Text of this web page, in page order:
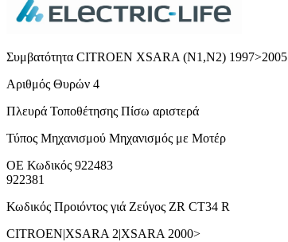
Συμβατότητα CITROEN XSARA (N1,Ν2) 1997>2005
Αριθμός Θυρών 4
Πλευρά Τοποθέτησης Πίσω αριστερά
Τύπος Μηχανισμού Μηχανισμός με Μοτέρ
ΟΕ Κωδικός 922483
922381
Κωδικός Προιόντος γιά Ζεύγος ZR CT34 R
CITROEN|XSARA 2|XSARA 2000>